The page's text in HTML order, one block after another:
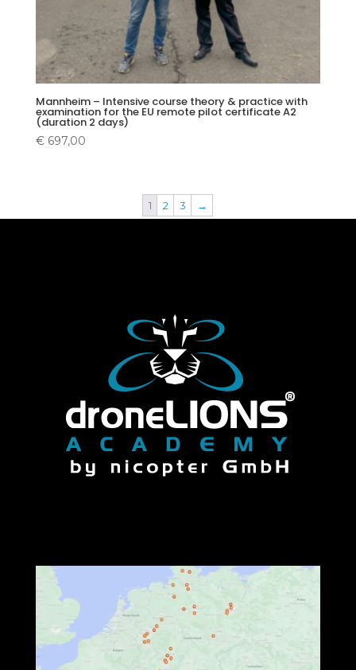
Mannheim – Intensive course theory & practice with
examination for the EU remote pilot certificate A2
(duration 2 days)
€697,00
1 2 3 →